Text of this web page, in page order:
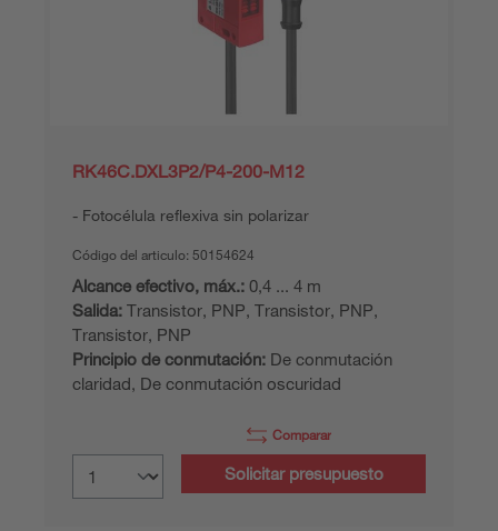
RK46C.DXL3P2/P4-200-M12
Fotocélula reflexiva sin polarizar
Código del articulo: 50154624
Alcance efectivo, máx.: 0,4 ... 4 m
Salida: Transistor, PNP, Transistor, PNP,
Transistor, PNP
Principio de conmutación: De conmutación
claridad, De conmutación oscuridad
Comparar
Solicitar presupuesto